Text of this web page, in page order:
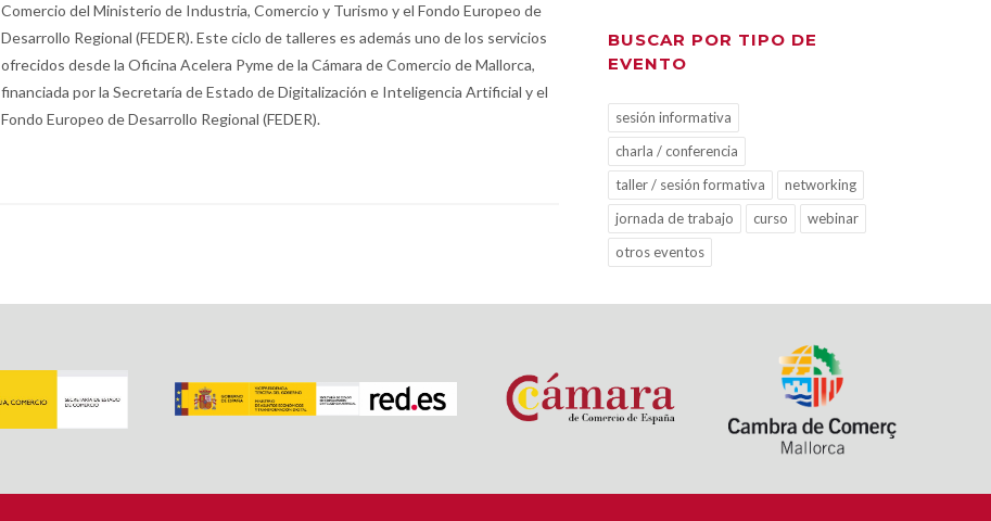
Comercio del Ministerio de Industria, Comercio y Turismo y el Fondo Europeo de
Desarrollo Regional (FEDER). Este ciclo de talleres es además uno de los servicios
ofrecidos desde la Oficina Acelera Pyme de la Cámara de Comercio de Mallorca,
financiada por la Secretaría de Estado de Digitalización e Inteligencia Artificial y el
Fondo Europeo de Desarrollo Regional (FEDER).
BUSCAR POR TIPO DE
EVENTO
sesión informativa
charla / conferencia
taller / sesión formativa
networking
jornada de trabajo
curso
webinar
otros eventos